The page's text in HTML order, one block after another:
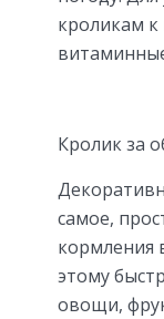
кроликам
Кролик за
самое,
кормления
этому
овощи,